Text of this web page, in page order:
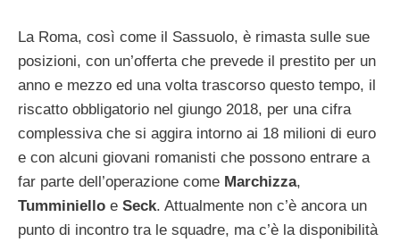
La Roma, così come il Sassuolo, è rimasta sulle sue
posizioni, con un’offerta che prevede il prestito per un
anno e mezzo ed una volta trascorso questo tempo, il
riscatto obbligatorio nel giungo 2018, per una cifra
complessiva che si aggira intorno ai 18 milioni di euro
e con alcuni giovani romanisti che possono entrare a
far parte dell’operazione come Marchizza,
Tumminiello e Seck. Attualmente non c’è ancora un
punto di incontro tra le squadre, ma c’è la disponibilità